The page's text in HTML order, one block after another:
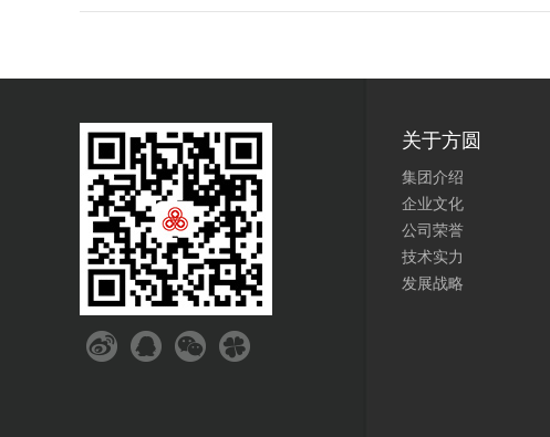
关于方圆
集团介绍
企业文化
公司荣誉
技术实力
发展战略